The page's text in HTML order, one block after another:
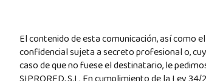
El contenido de esta comunicación, así como
confidencial sujeta a secreto profesional o,
caso de que no fuese el destinatario, le